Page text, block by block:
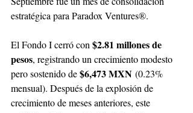
estratégica para Paradox Ventures®.
El Fondo I cerró con $2.81 millones de
pesos, registrando un crecimiento modesto
pero sostenido de $6,473 MXN (0.23%
mensual). Después de la explosión de
crecimiento de meses anteriores, este